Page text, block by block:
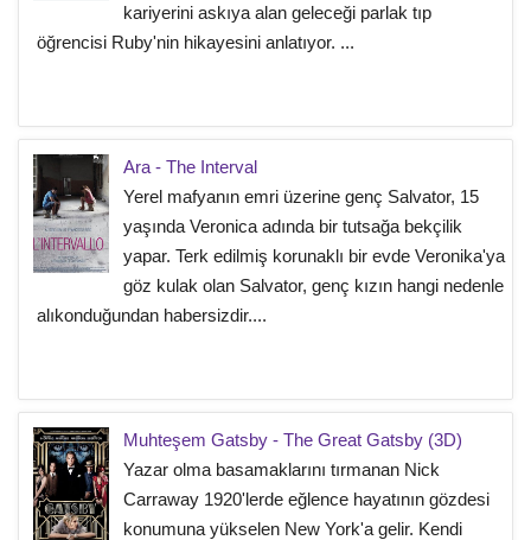
kariyerini askıya alan geleceği parlak tıp
öğrencisi Ruby'nin hikayesini anlatıyor. ...
Ara - The Interval
Yerel mafyanın emri üzerine genç Salvator, 15
yaşında Veronica adında bir tutsağa bekçilik
yapar. Terk edilmiş korunaklı bir evde Veronika'ya
göz kulak olan Salvator, genç kızın hangi nedenle
alıkonduğundan habersizdir....
Muhteşem Gatsby - The Great Gatsby (3D)
Yazar olma basamaklarını tırmanan Nick
Carraway 1920'lerde eğlence hayatının gözdesi
konumuna yükselen New York'a gelir. Kendi